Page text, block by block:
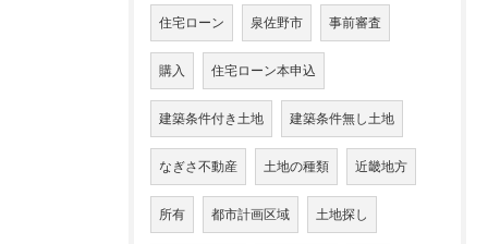
住宅ローン 泉佐野市 事前審査
購入 住宅ローン本申込
建築条件付き土地 建築条件無し土地
なぎさ不動産 土地の種類 近畿地方
所有 都市計画区域 土地探し